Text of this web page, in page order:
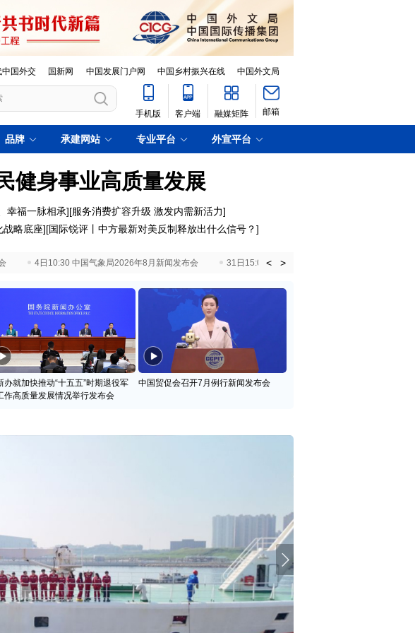
中国外交 国新网 中国发展门户网 中国乡村振兴在线 中国外文局
手机版 客户端 融媒矩阵 邮箱
品牌 承建网站 专业平台 外宣平台
健身事业高质量发展
幸福一脉相承][服务消费扩容升级 激发内需新活力]
战略底座][国际锐评丨中方最新对美反制释放出什么信号？]
4日10:30 中国气象局2026年8月新闻发布会 31日15:00 国新办就加快推动“十五五”时期退役
< >
办就加快推动“十五五”时期退役军
作高质量发展情况举行发布会
中国贸促会召开7月例行新闻发布会